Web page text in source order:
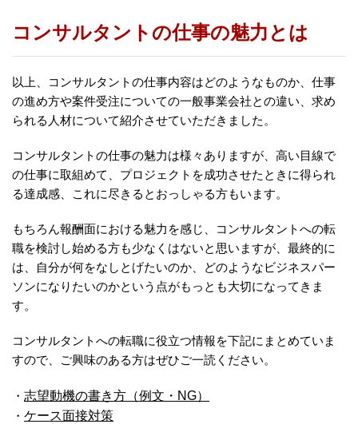
コンサルタントの仕事の魅力とは
以上、コンサルタントの仕事内容はどのようなものか、仕事
の進め方や案件受注についての一般事業会社との違い、求め
られる人材について紹介させていただきました。
コンサルタントの仕事の魅力は様々ありますが、高い目線で
の仕事に取組めて、プロジェクトを成功させたときに得られ
る達成感、これに尽きるとおっしゃる方もいます。
もちろん報酬面における魅力を感じ、コンサルタントへの転
職を検討し始める方も少なくはないと思いますが、最終的に
は、自分が何をなしとげたいのか、どのようなビジネスパー
ソンになりたいのかという点がもっとも大切になってきま
す。
コンサルタントへの転職に役立つ情報を下記にまとめていま
すので、ご興味のある方はぜひご一読ください。
・ 志望動機の書き方（例文・NG）
・ ケース面接対策